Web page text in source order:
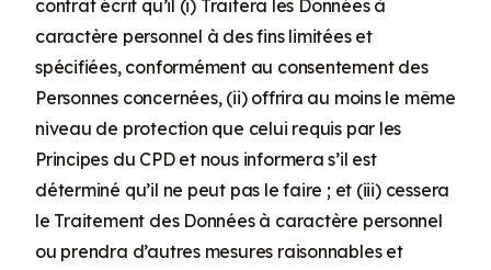
contrat écrit qu’il (i) Traitera les Données à
caractère personnel à des fins limitées et
spécifiées, conformément au consentement des
Personnes concernées, (ii) offrira au moins le même
niveau de protection que celui requis par les
Principes du CPD et nous informera s’il est
déterminé qu’il ne peut pas le faire ; et (iii) cessera
le Traitement des Données à caractère personnel
ou prendra d’autres mesures raisonnables et